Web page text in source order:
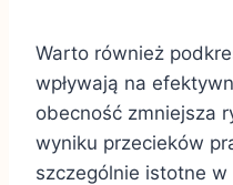
Warto również
wpływają na
obecność zmniejsza
wyniku przecieków
szczególnie istotne w